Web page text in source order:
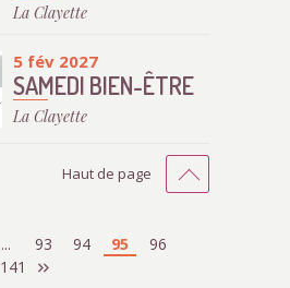
La Clayette
5 fév 2027
SAMEDI BIEN-ÊTRE
La Clayette
Haut de page
... 93 94 95
96
141